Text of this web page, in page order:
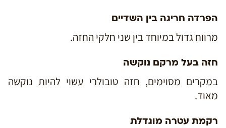
הפרדה חריגה בין השדיים
מרווח גדול במיוחד בין שני חלקי החזה.
חזה בעל מרקם נוקשה
במקרים מסוימים, חזה טובולרי עשוי להיות נוקשה
מאוד.
רקמת עטרה מוגדלת